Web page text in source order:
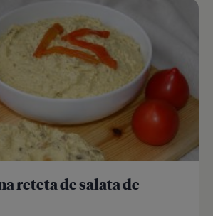
reteta de salata de